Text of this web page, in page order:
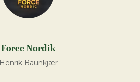
Force Nordik
Henrik Baunkjær